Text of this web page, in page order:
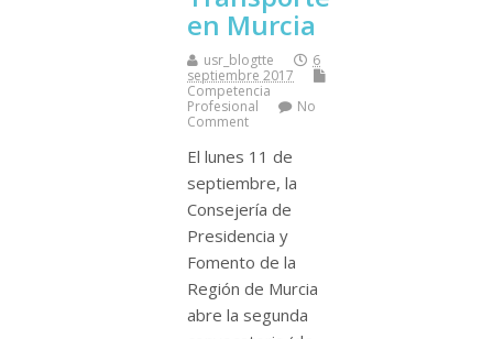
en Murcia
usr_blogtte
6
septiembre 2017
Competencia
Profesional
No
Comment
El lunes 11 de
septiembre, la
Consejerí­a de
Presidencia y
Fomento de la
Región de Murcia
abre la segunda